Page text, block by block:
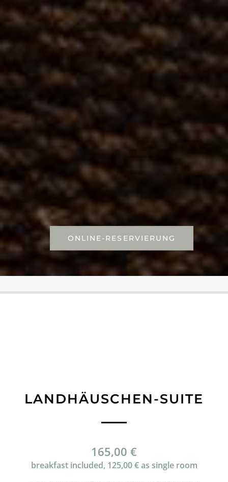
ONLINE-RESERVIERUNG
LANDHÄUSCHEN-SUITE
165,00 €
breakfast included, 125,00 € as single room